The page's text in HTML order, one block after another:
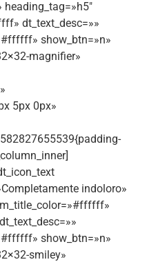
dt_text_desc=»»
show_btn=»n»
magnifier»
5px 0px»
indoloro»
show_btn=»n»
smiley»